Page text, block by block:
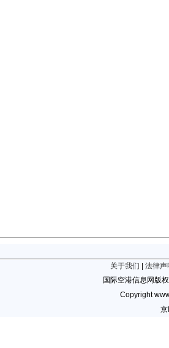
关于我们
法律声
国际空港信息网版
Copyright